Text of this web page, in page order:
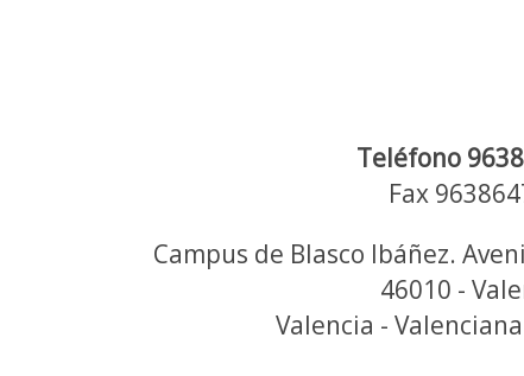
Teléfono
Fax
Campus de Blasco Ibáñez.
46010 -
Valencia -